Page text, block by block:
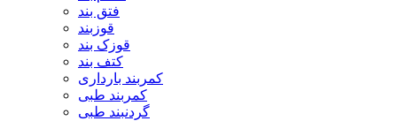
فتق بند
قوزبند
قوزک بند
کتف بند
کمربند بارداری
کمربند طبی
گردنبند طبی